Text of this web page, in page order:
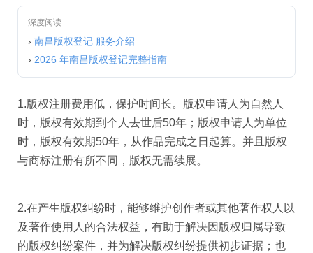
深度阅读
› 南昌版权登记 服务介绍
› 2026 年南昌版权登记完整指南
1.版权注册费用低，保护时间长。版权申请人为自然人
时，版权有效期到个人去世后50年；版权申请人为单位
时，版权有效期50年，从作品完成之日起算。并且版权
与商标注册有所不同，版权无需续展。
2.在产生版权纠纷时，能够维护创作者或其他著作权人以
及著作使用人的合法权益，有助于解决因版权归属导致
的版权纠纷案件，并为解决版权纠纷提供初步证据；也